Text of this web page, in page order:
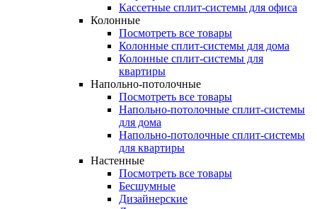
Кассетные сплит-системы для офиса
Колонные
Посмотреть все товары
Колонные сплит-системы для дома
Колонные сплит-системы для
квартиры
Напольно-потолочные
Посмотреть все товары
Напольно-потолочные сплит-системы
для дома
Напольно-потолочные сплит-системы
для квартиры
Настенные
Посмотреть все товары
Бесшумные
Дизайнерские